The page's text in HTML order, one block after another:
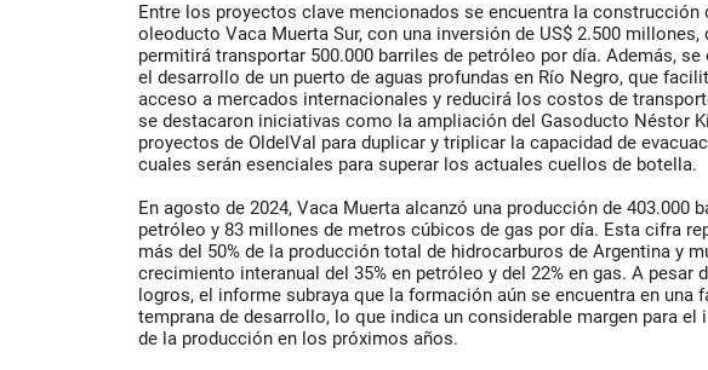
Entre los proyectos clave mencionados se encuentra la construcción
oleoducto Vaca Muerta Sur, con una inversión de US$ 2.500 millones,
permitirá transportar 500.000 barriles de petróleo por día. Además, se
el desarrollo de un puerto de aguas profundas en Río Negro, que
acceso a mercados internacionales y reducirá los costos de
se destacaron iniciativas como la ampliación del Gasoducto Néstor
proyectos de OldelVal para duplicar y triplicar la capacidad de
cuales serán esenciales para superar los actuales cuellos de botella.
En agosto de 2024, Vaca Muerta alcanzó una producción de 403.000
petróleo y 83 millones de metros cúbicos de gas por día. Esta cifra
más del 50% de la producción total de hidrocarburos de Argentina y
crecimiento interanual del 35% en petróleo y del 22% en gas. A pesar
logros, el informe subraya que la formación aún se encuentra en una
temprana de desarrollo, lo que indica un considerable margen para el
de la producción en los próximos años.